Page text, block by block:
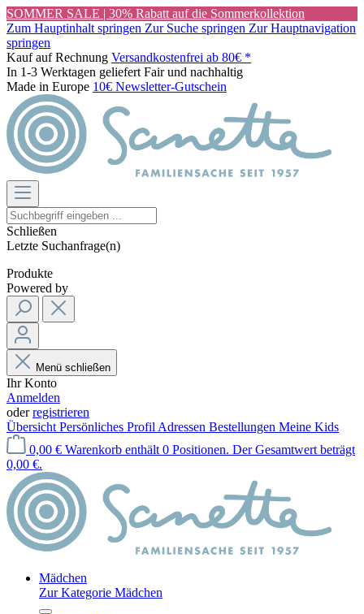
SOMMER SALE | 30% Rabatt auf die Sommerkollektion
Zum Hauptinhalt springen Zur Suche springen Zur Hauptnavigation
springen
Kauf auf Rechnung Versandkostenfrei ab 80€ *
In 1-3 Werktagen geliefert Fair und nachhaltig
Made in Europe 10€ Newsletter-Gutschein
Schließen
Letzte Suchanfrage(n)
Produkte
Powered by
Menü schließen
Ihr Konto
Anmelden
oderregistrieren
Übersicht Persönliches Profil Adressen Bestellungen Meine Kids
0,00 € Warenkorb enthält 0 Positionen. Der Gesamtwert beträgt
0,00 €.
Mädchen
Zur Kategorie Mädchen